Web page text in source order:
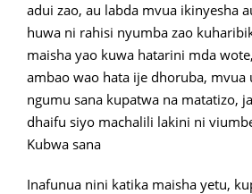
adui zao, au labda mvua ikinyesha
huwa ni rahisi nyumba zao
maisha yao kuwa hatarini mda
ambao wao hata ije dhoruba, mvua
ngumu sana kupatwa na matatizo,
dhaifu siyo machalili lakini ni
Kubwa sana
Inafunua nini katika maisha yetu,